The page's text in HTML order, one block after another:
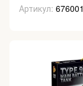
Артикул: 676001